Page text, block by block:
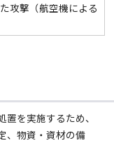
攻撃（航空機による
を実施するため、
、物資・資材の備